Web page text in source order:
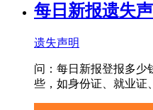
每日新报遗失
遗失声明
问：每日新报登报多少
些，如身份证、就业证